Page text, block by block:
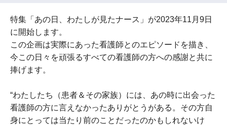
特集「あの日、わたしが見たナース」が2023年11月9日
に開始します。
この企画は実際にあった看護師とのエピソードを描き、
今この日々を頑張るすべての看護師の方への感謝と共に
捧げます。
“わたしたち（患者＆その家族）には、あの時に出会った
看護師の方に言えなかったありがとうがある。その方自
身にとっては当たり前のことだったのかもしれないけ